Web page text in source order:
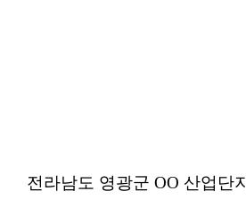
전라남도 영광군 OO 산업단지